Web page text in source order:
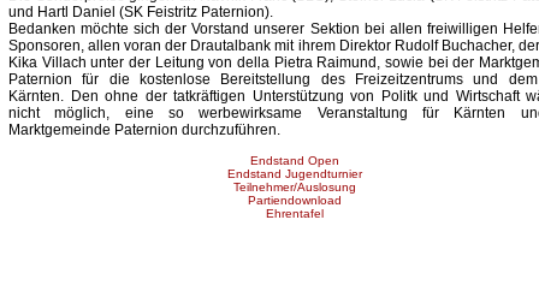
und Hartl Daniel (SK Feistritz Paternion).
Bedanken möchte sich der Vorstand unserer Sektion bei allen freiwilligen
Sponsoren, allen voran der Drautalbank mit ihrem Direktor Rudolf Buchacher,
Kika Villach unter der Leitung von della Pietra Raimund, sowie bei der
Paternion für die kostenlose Bereitstellung des Freizeitzentrums und
Kärnten. Den ohne der tatkräftigen Unterstützung von Politk und Wirtschaft
nicht möglich, eine so werbewirksame Veranstaltung für Kärnten
Marktgemeinde Paternion durchzuführen.
Endstand Open
Endstand Jugendturnier
Teilnehmer/Auslosung
Partiendownload
Ehrentafel